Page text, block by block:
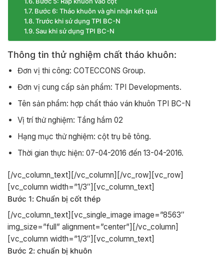
Bước 6: Tháo khuôn và ghi nhận kết quả
Trước khi sử dụng TPI BC-N
Sau khi sử dụng TPI BC-N
Thông tin thử nghiệm chất tháo khuôn:
Đơn vị thi công: COTECCONS Group.
Đơn vị cung cấp sản phẩm: TPI Developments.
Tên sản phẩm: hợp chất tháo ván khuôn TPI BC-N
Vị trí thử nghiệm: Tầng hầm 02
Hạng mục thử nghiệm: cột trụ bê tông.
Thời gian thực hiện: 07-04-2016 đến 13-04-2016.
[/vc_column_text][/vc_column][/vc_row][vc_row]
[vc_column width=”1/3″][vc_column_text]
Bước 1: Chuẩn bị cốt thép
[/vc_column_text][vc_single_image image=”8563″
img_size=”full” alignment=”center”][/vc_column]
[vc_column width=”1/3″][vc_column_text]
Bước 2: chuẩn bị khuôn